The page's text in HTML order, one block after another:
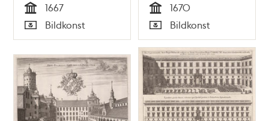
Tid
1667
Typ
Bildkonst Tid
1670
Typ
Bildkonst